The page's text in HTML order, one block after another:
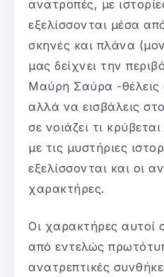
ανατροπές, με
εξελίσσονται μέσα
σκηνές και πλάνα
μας δείχνει την
Μαύρη Σαύρα -θέλεις
αλλά να εισβάλεις
σε νοιάζει τι
με τις μυστήριες
εξελίσσονται και οι
χαρακτήρες.
Οι χαρακτήρες αυτοί
από εντελώς
ανατρεπτικές